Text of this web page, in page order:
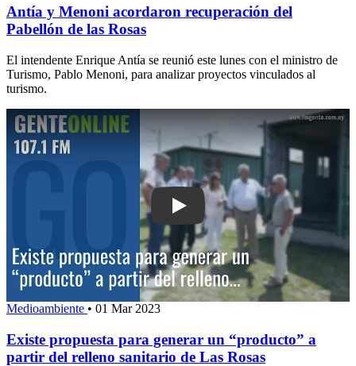
Antía y Menoni acordaron recuperación del
Pabellón de las Rosas
El intendente Enrique Antía se reunió este lunes con el ministro de
Turismo, Pablo Menoni, para analizar proyectos vinculados al
turismo.
Play: Existe propuesta para generar
Medioambiente • 01 Mar 2023
Existe propuesta para generar un “producto” a
partir del relleno sanitario de Las Rosas